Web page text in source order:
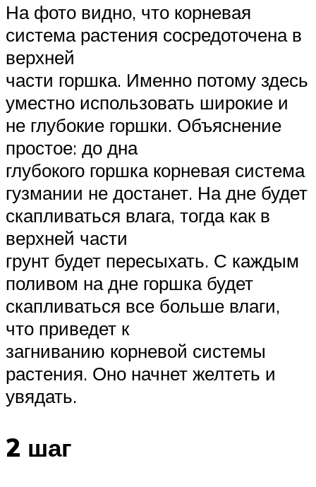
На фото видно, что корневая
система растения сосредоточена в
верхней
части горшка. Именно потому здесь
уместно использовать широкие и
не глубокие горшки. Объяснение
простое: до дна
глубокого горшка корневая система
гузмании не достанет. На дне будет
скапливаться влага, тогда как в
верхней части
грунт будет пересыхать. С каждым
поливом на дне горшка будет
скапливаться все больше влаги,
что приведет к
загниванию корневой системы
растения. Оно начнет желтеть и
увядать.
2 шаг